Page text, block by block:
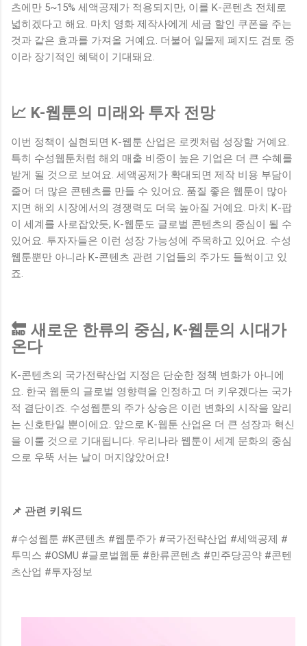
츠에만 5~15% 세액공제가 적용되지만, 이를 K-콘텐츠 전체로
넓히겠다고 해요. 마치 영화 제작사에게 세금 할인 쿠폰을 주는
것과 같은 효과를 가져올 거예요. 더불어 일몰제 폐지도 검토 중
이라 장기적인 혜택이 기대돼요.
📈 K-웹툰의 미래와 투자 전망
이번 정책이 실현되면 K-웹툰 산업은 로켓처럼 성장할 거예요.
특히 수성웹툰처럼 해외 매출 비중이 높은 기업은 더 큰 수혜를
받게 될 것으로 보여요. 세액공제가 확대되면 제작 비용 부담이
줄어 더 많은 콘텐츠를 만들 수 있어요. 품질 좋은 웹툰이 많아
지면 해외 시장에서의 경쟁력도 더욱 높아질 거예요. 마치 K-팝
이 세계를 사로잡았듯, K-웹툰도 글로벌 콘텐츠의 중심이 될 수
있어요. 투자자들은 이런 성장 가능성에 주목하고 있어요. 수성
웹툰뿐만 아니라 K-콘텐츠 관련 기업들의 주가도 들썩이고 있
죠.
🔚 새로운 한류의 중심, K-웹툰의 시대가
온다
K-콘텐츠의 국가전략산업 지정은 단순한 정책 변화가 아니에
요. 한국 웹툰의 글로벌 영향력을 인정하고 더 키우겠다는 국가
적 결단이죠. 수성웹툰의 주가 상승은 이런 변화의 시작을 알리
는 신호탄일 뿐이에요. 앞으로 K-웹툰 산업은 더 큰 성장과 혁신
을 이룰 것으로 기대됩니다. 우리나라 웹툰이 세계 문화의 중심
으로 우뚝 서는 날이 머지않았어요!
📌 관련 키워드
#수성웹툰 #K콘텐츠 #웹툰주가 #국가전략산업 #세액공제 #
투믹스 #OSMU #글로벌웹툰 #한류콘텐츠 #민주당공약 #콘텐
츠산업 #투자정보